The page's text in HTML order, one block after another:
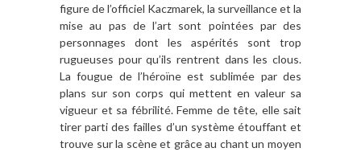
figure de l’officiel Kaczmarek, la surveillance et la
mise au pas de l’art sont pointées par des
personnages dont les aspérités sont trop
rugueuses pour qu’ils rentrent dans les clous.
La fougue de l’héroïne est sublimée par des
plans sur son corps qui mettent en valeur sa
vigueur et sa fébrilité. Femme de tête, elle sait
tirer parti des failles d’un système étouffant et
trouve sur la scène et grâce au chant un moyen